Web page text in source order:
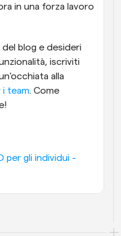
in una forza lavoro
blog e desideri
iscriviti
alla
i team. Come
per gli individui -